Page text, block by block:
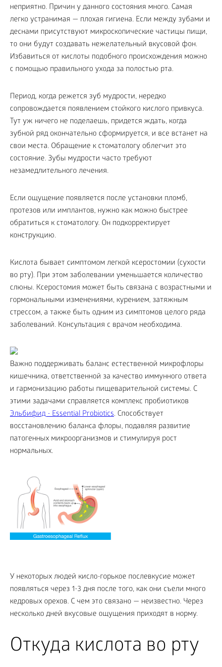
неприятно. Причин у данного состояния много. Самая
легко устранимая — плохая гигиена. Если между зубами и
деснами присутствуют микроскопические частицы пищи,
то они будут создавать нежелательный вкусовой фон.
Избавиться от кислоты подобного происхождения можно
с помощью правильного ухода за полостью рта.
Период, когда режется зуб мудрости, нередко
сопровождается появлением стойкого кислого привкуса.
Тут уж ничего не поделаешь, придется ждать, когда
зубной ряд окончательно сформируется, и все встанет на
свои места. Обращение к стоматологу облегчит это
состояние. Зубы мудрости часто требуют
незамедлительного лечения.
Если ощущение появляется после установки пломб,
протезов или имплантов, нужно как можно быстрее
обратиться к стоматологу. Он подкорректирует
конструкцию.
Кислота бывает симптомом легкой ксеростомии (сухости
во рту). При этом заболевании уменьшается количество
слюны. Ксеростомия может быть связана с возрастными и
гормональными изменениями, курением, затяжным
стрессом, а также быть одним из симптомов целого ряда
заболеваний. Консультация с врачом необходима.
Важно поддерживать баланс естественной микрофлоры
кишечника, ответственной за качество иммунного ответа
и гармонизацию работы пищеварительной системы. С
этими задачами справляется комплекс пробиотиков
Эльбифид - Essential Probiotics. Способствует
восстановлению баланса флоры, подавляя развитие
патогенных микроорганизмов и стимулируя рост
нормальных.
У некоторых людей кисло-горькое послевкусие может
появляться через 1-3 дня после того, как они съели много
кедровых орехов. С чем это связано — неизвестно. Через
несколько дней вкусовые ощущения приходят в норму.
Откуда кислота во рту